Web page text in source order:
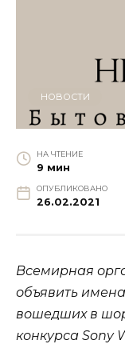
НОВОСТИ
НА ЧТЕНИЕ
9 мин
ОПУБЛИКОВАНО
26.02.2021
Всемирная
объявить
вошедших в
конкурса Sony